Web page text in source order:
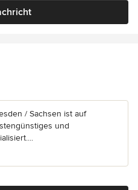
von 5 Sternen
/ Sachsen ist auf
und